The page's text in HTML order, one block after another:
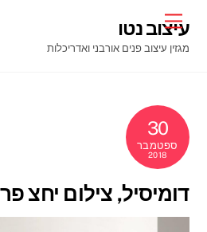
content
Menu
עיצוב נטו
מגזין עיצוב פנים אורבני ואדריכלות
30
ספטמבר
2018
דומיסיל, צילום יחצ